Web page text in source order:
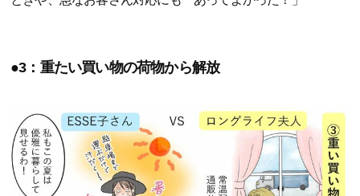
●3：重たい買い物の荷物から解放